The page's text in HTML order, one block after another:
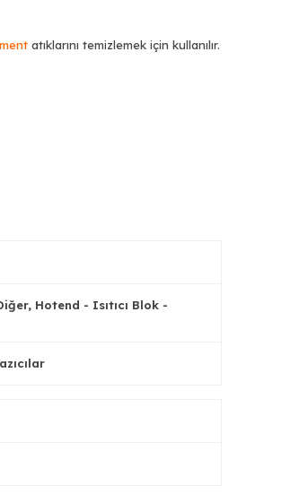
atıklarını temizlemek için kullanılır.
Hotend - Isıtıcı Blok -